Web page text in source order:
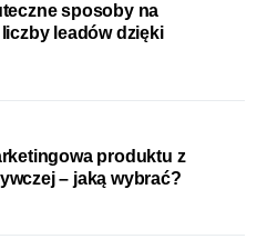
sposoby na
leadów dzięki
produktu z
– jaką wybrać?